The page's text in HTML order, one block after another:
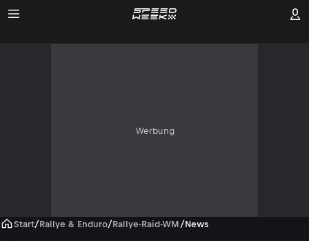
Werbung
Start/Rallye & Enduro/Rallye-Raid-WM /News